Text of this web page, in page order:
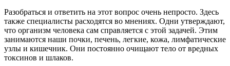
Разобраться и ответить на этот вопрос очень непросто. Здесь
также специалисты расходятся во мнениях. Одни утверждают,
что организм человека сам справляется с этой задачей. Этим
занимаются наши почки, печень, легкие, кожа, лимфатические
узлы и кишечник. Они постоянно очищают тело от вредных
токсинов и шлаков.